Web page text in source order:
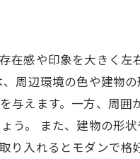
在感や印象を大きく左
周辺環境の色や建物
与えます。一方、周囲
う。 また、建物の形状
り入れるとモダンで格